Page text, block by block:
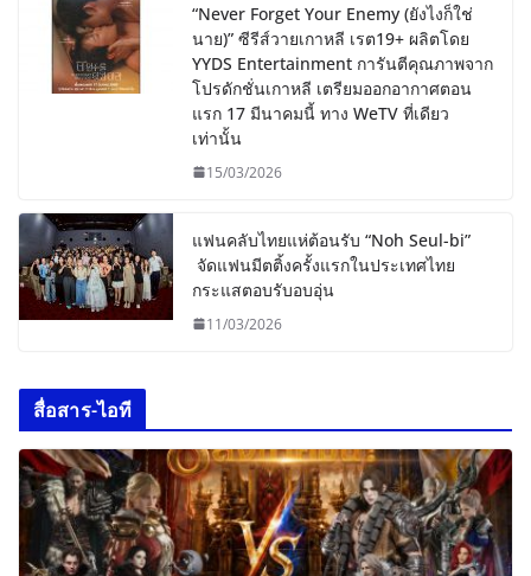
“Never Forget Your Enemy (ยังไงก็ใช่
นาย)” ซีรีส์วายเกาหลี เรต19+ ผลิตโดย
YYDS Entertainment การันตีคุณภาพจาก
โปรดักชั่นเกาหลี เตรียมออกอากาศตอน
แรก 17 มีนาคมนี้ ทาง WeTV ที่เดียว
เท่านั้น
15/03/2026
แฟนคลับไทยแห่ต้อนรับ “Noh Seul-bi”
จัดแฟนมีตติ้งครั้งแรกในประเทศไทย
กระแสตอบรับอบอุ่น
11/03/2026
สื่อสาร-ไอที